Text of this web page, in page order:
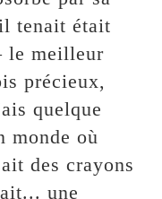
tenait était
le meilleur
précieux,
quelque
monde où
des crayons
une